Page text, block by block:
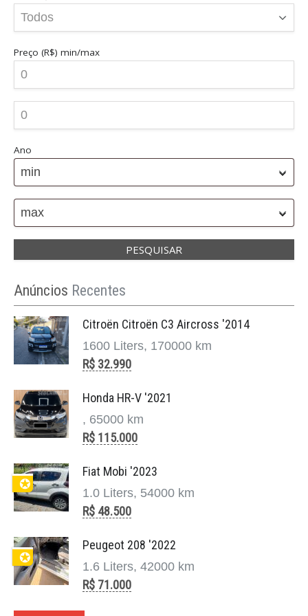
Preço (R$) min/max
Ano
min
max
Anúncios Recentes
Citroën Citroën C3 Aircross '2014
1600 Liters, 170000 km
R$ 32.990
Honda HR-V '2021
, 65000 km
R$ 115.000
✪
Fiat Mobi '2023
1.0 Liters, 54000 km
R$ 48.500
✪
Peugeot 208 '2022
1.6 Liters, 42000 km
R$ 71.000